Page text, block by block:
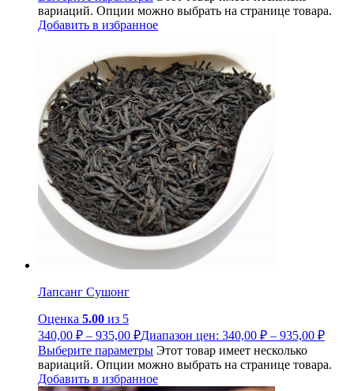
вариаций. Опции можно выбрать на странице товара.
Добавить в избранное
Лапсанг Сушонг
Оценка 5.00 из 5
340,00 ₽ – 935,00 ₽Диапазон цен: 340,00 ₽ – 935,00 ₽
Выберите параметры Этот товар имеет несколько
вариаций. Опции можно выбрать на странице товара.
Добавить в избранное